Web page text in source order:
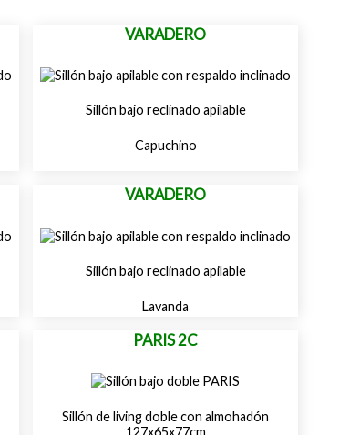
VARADERO
Sillón bajo reclinado apilable
Capuchino
VARADERO
Sillón bajo reclinado apilable
Lavanda
PARIS 2C
Sillón de living doble con almohadón
127x65x77cm